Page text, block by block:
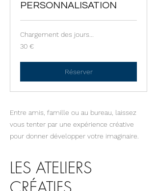
PERSONNALISATION
Chargement des jours...
30
euros
30 €
Réserver
Entre amis, famille ou au bureau, laissez
vous tenter par une expérience créative
pour donner développer votre imaginaire.
LES ATELIERS